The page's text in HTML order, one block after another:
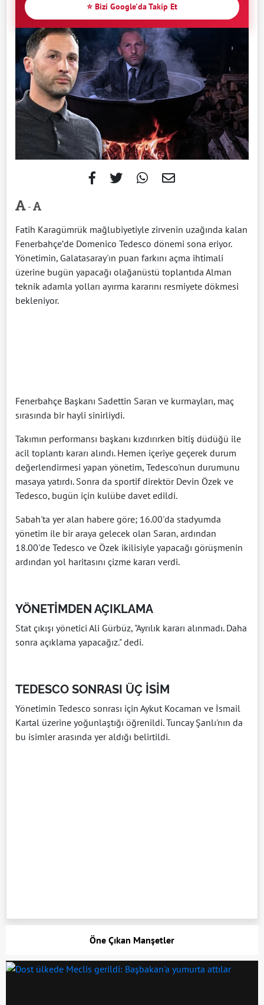
⭐ Bizi Google'da Takip Et
-
Fatih Karagümrük mağlubiyetiyle zirvenin uzağında kalan
Fenerbahçe’de Domenico Tedesco dönemi sona eriyor.
Yönetimin, Galatasaray'ın puan farkını açma ihtimali
üzerine bugün yapacağı olağanüstü toplantıda Alman
teknik adamla yolları ayırma kararını resmiyete dökmesi
bekleniyor.
Fenerbahçe Başkanı Sadettin Saran ve kurmayları, maç
sırasında bir hayli sinirliydi.
Takımın performansı başkanı kızdırırken bitiş düdüğü ile
acil toplantı kararı alındı. Hemen içeriye geçerek durum
değerlendirmesi yapan yönetim, Tedesco'nun durumunu
masaya yatırdı. Sonra da sportif direktör Devin Özek ve
Tedesco, bugün için kulübe davet edildi.
Sabah'ta yer alan habere göre; 16.00'da stadyumda
yönetim ile bir araya gelecek olan Saran, ardından
18.00'de Tedesco ve Özek ikilisiyle yapacağı görüşmenin
ardından yol haritasını çizme kararı verdi.
YÖNETİMDEN AÇIKLAMA
Stat çıkışı yönetici Ali Gürbüz, "Ayrılık kararı alınmadı. Daha
sonra açıklama yapacağız." dedi.
TEDESCO SONRASI ÜÇ İSİM
Yönetimin Tedesco sonrası için Aykut Kocaman ve İsmail
Kartal üzerine yoğunlaştığı öğrenildi. Tuncay Şanlı'nın da
bu isimler arasında yer aldığı belirtildi.
Öne Çıkan Manşetler